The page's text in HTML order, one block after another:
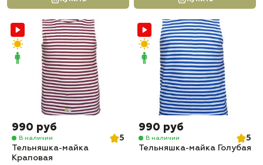
990 руб
В наличии
5
Тельняшка-майка
Краповая
990 руб
В наличии
5
Тельняшка-майка Голубая